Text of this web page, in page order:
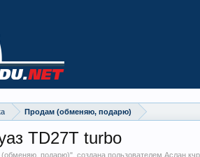
Продам (обменяю, подарю)
TD27T turbo
подарю)", создана пользователем Аслан